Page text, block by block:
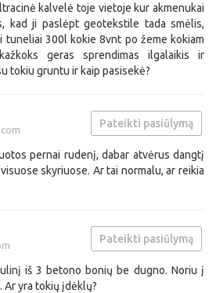
kalvelė toje vietoje kur akmenukai
kad ji paslėpt geotekstile tada smėlis,
tuneliai 300l kokie 8vnt po žeme kokiam
geras sprendimas ilgalaikis ir
tokiu gruntu ir kaip pasisekė?
Pateikti pasiūlymą
pernai rudenį, dabar atvėrus dangtį
skyriuose. Ar tai normalu, ar reikia
Pateikti pasiūlymą
iš 3 betono bonių be dugno. Noriu į
yra tokių įdėklų?